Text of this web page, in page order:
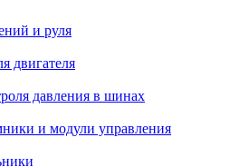
и руля
двигателя
давления в шинах
и модули управления